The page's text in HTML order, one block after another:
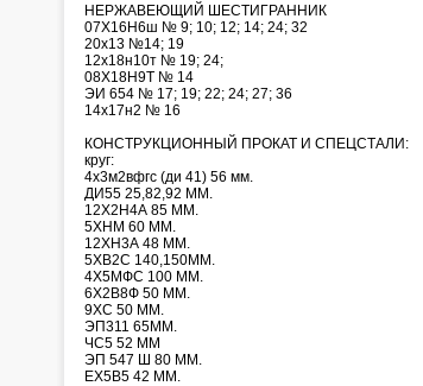
НЕРЖАВЕЮЩИЙ ШЕСТИГРАННИК
07Х16Н6ш № 9; 10; 12; 14; 24; 32
20х13 №14; 19
12х18н10т № 19; 24;
08Х18Н9Т № 14
ЭИ 654 № 17; 19; 22; 24; 27; 36
14х17н2 № 16
КОНСТРУКЦИОННЫЙ ПРОКАТ И СПЕЦСТАЛИ:
круг:
4х3м2вфгс (ди 41) 56 мм.
ДИ55 25,82,92 ММ.
12Х2Н4А 85 ММ.
5ХНМ 60 ММ.
12ХН3А 48 ММ.
5ХВ2С 140,150ММ.
4Х5МФС 100 ММ.
6Х2В8Ф 50 ММ.
9ХС 50 ММ.
ЭП311 65ММ.
ЧС5 52 ММ
ЭП 547 Ш 80 ММ.
ЕХ5В5 42 ММ.